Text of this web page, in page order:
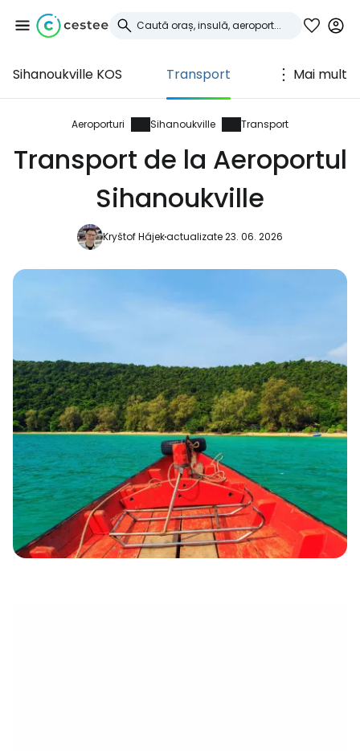
Sihanoukville KOS Transport Mai mult
Aeroporturi Sihanoukville Transport
Transport de la Aeroportul
Sihanoukville
Kryštof Hájekactualizate 23. 06. 2026
Conectați-vă la
Cestee
... comunitatea mondială a călătorilor